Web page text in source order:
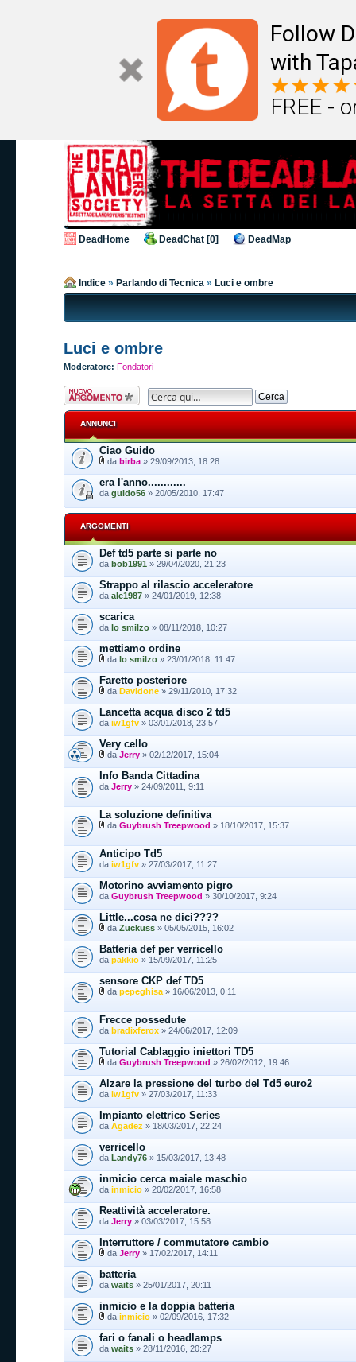
Follow
with
FREE -
DeadHome DeadChat [0] DeadMap
Indice » Parlando di Tecnica » Luci e ombre
Luci e ombre
Moderatore: Fondatori
Scrivi un nuovo
argomento
ANNUNCI
Ciao Guido
da birba » 29/09/2013, 18:28
era l'anno............
da guido56 » 20/05/2010, 17:47
ARGOMENTI
Def td5 parte si parte no
da bob1991 » 29/04/2020, 21:23
Strappo al rilascio acceleratore
da ale1987 » 24/01/2019, 12:38
scarica
da lo smilzo » 08/11/2018, 10:27
mettiamo ordine
da lo smilzo » 23/01/2018, 11:47
Faretto posteriore
da Davidone » 29/11/2010, 17:32
Lancetta acqua disco 2 td5
da iw1gfv » 03/01/2018, 23:57
Very cello
da Jerry » 02/12/2017, 15:04
Info Banda Cittadina
da Jerry » 24/09/2011, 9:11
La soluzione definitiva
da Guybrush Treepwood » 18/10/2017, 15:37
Anticipo Td5
da iw1gfv » 27/03/2017, 11:27
Motorino avviamento pigro
da Guybrush Treepwood » 30/10/2017, 9:24
Little...cosa ne dici????
da Zuckuss » 05/05/2015, 16:02
Batteria def per verricello
da pakkio » 15/09/2017, 11:25
sensore CKP def TD5
da pepeghisa » 16/06/2013, 0:11
Frecce possedute
da bradixferox » 24/06/2017, 12:09
Tutorial Cablaggio iniettori TD5
da Guybrush Treepwood » 26/02/2012, 19:46
Alzare la pressione del turbo del Td5 euro2
da iw1gfv » 27/03/2017, 11:33
Impianto elettrico Series
da Agadez » 18/03/2017, 22:24
verricello
da Landy76 » 15/03/2017, 13:48
inmicio cerca maiale maschio
da inmicio » 20/02/2017, 16:58
Reattività acceleratore.
da Jerry » 03/03/2017, 15:58
Interruttore / commutatore cambio
da Jerry » 17/02/2017, 14:11
batteria
da waits » 25/01/2017, 20:11
inmicio e la doppia batteria
da inmicio » 02/09/2016, 17:32
fari o fanali o headlamps
da waits » 28/11/2016, 20:27